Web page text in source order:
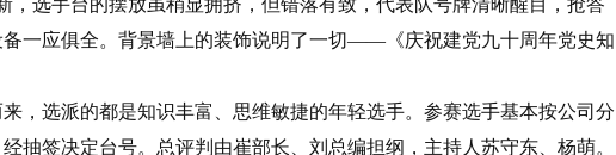
，选手台的摆放虽稍显拥挤，但错落有致，代表队号牌清晰醒目，抢答
一应俱全。背景墙上的装饰说明了一切——《庆祝建党九十周年党史知
，选派的都是知识丰富、思维敏捷的年轻选手。参赛选手基本按公司分
抽签决定台号。总评判由崔部长、刘总编担纲，主持人苏守东、杨萌。